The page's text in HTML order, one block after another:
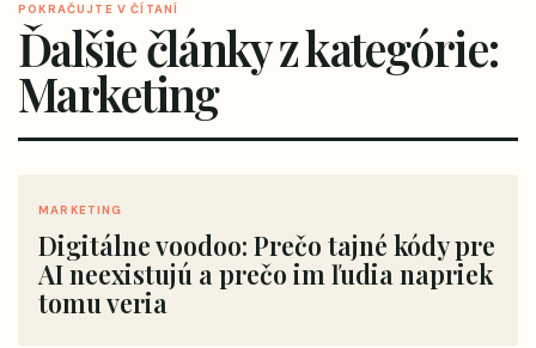
POKRAČUJTE V ČÍTANÍ
Ďalšie články z kategórie:
Marketing
MARKETING
Digitálne voodoo: Prečo tajné kódy pre
AI neexistujú a prečo im ľudia napriek
tomu veria